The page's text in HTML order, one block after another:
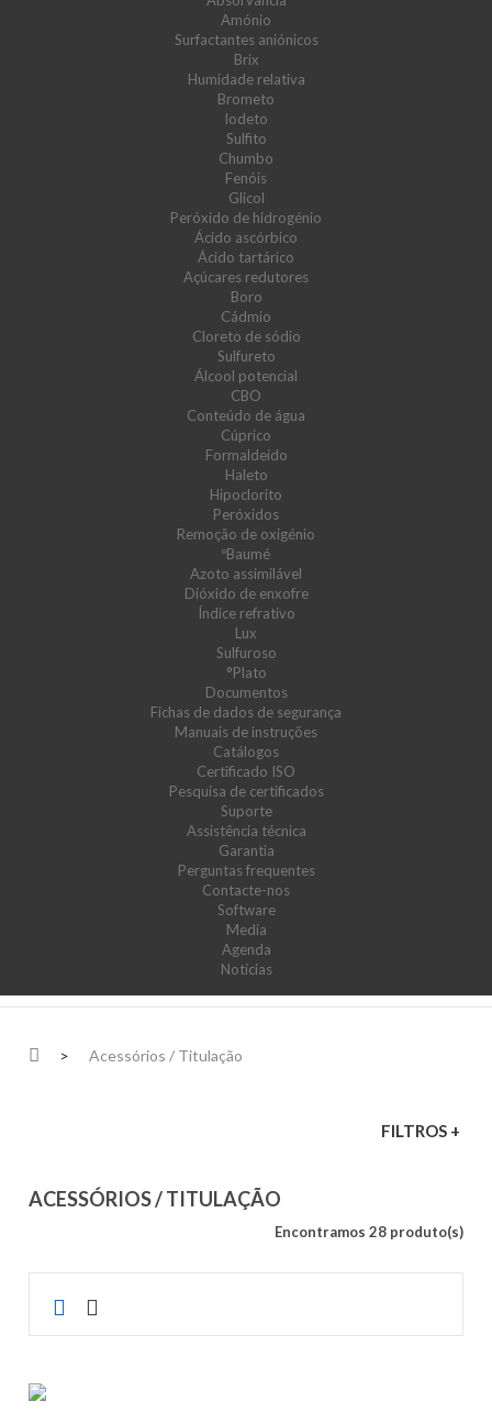
Amónio
Surfactantes aniónicos
Brix
Humidade relativa
Brometo
Iodeto
Sulfito
Chumbo
Fenóis
Glicol
Peróxido de hidrogénio
Ácido ascórbico
Ácido tartárico
Açúcares redutores
Boro
Cádmio
Cloreto de sódio
Sulfureto
Álcool potencial
CBO
Conteúdo de água
Cúprico
Formaldeído
Haleto
Hipoclorito
Peróxidos
Remoção de oxigénio
ºBaumé
Azoto assimilável
Dióxido de enxofre
Índice refrativo
Lux
Sulfuroso
°Plato
Documentos
Fichas de dados de segurança
Manuais de instruções
Catálogos
Certificado ISO
Pesquisa de certificados
Suporte
Assistência técnica
Garantia
Perguntas frequentes
Contacte-nos
Software
Media
Agenda
Notícias
> Acessórios / Titulação
FILTROS +
ACESSÓRIOS / TITULAÇÃO
Encontramos 28 produto(s)